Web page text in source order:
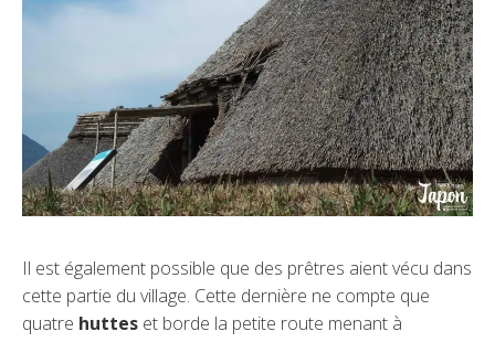
Il est également possible que des prêtres aient vécu dans
cette partie du village. Cette dernière ne compte que
quatre huttes et borde la petite route menant à